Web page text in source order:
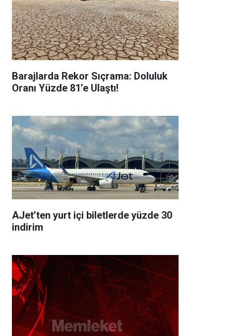
Barajlarda Rekor Sıçrama: Doluluk
Oranı Yüzde 81’e Ulaştı!
AJet’ten yurt içi biletlerde yüzde 30
indirim